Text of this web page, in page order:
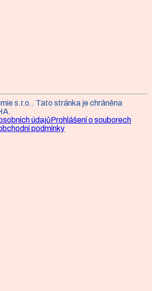
s.r.o.. Tato stránka je chráněna
údajůProhlášení o souborech
podmínky